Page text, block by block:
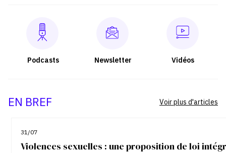
Podcasts Newsletter Vidéos
EN BREF
31/07
Violences sexuelles : une proposition de loi
Voir plus d'articles